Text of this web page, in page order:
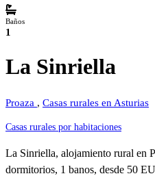
Baños
1
La Sinriella
Proaza , Casas rurales en Asturias
Casas rurales por habitaciones
La Sinriella, alojamiento rural en
dormitorios, 1 banos, desde 50